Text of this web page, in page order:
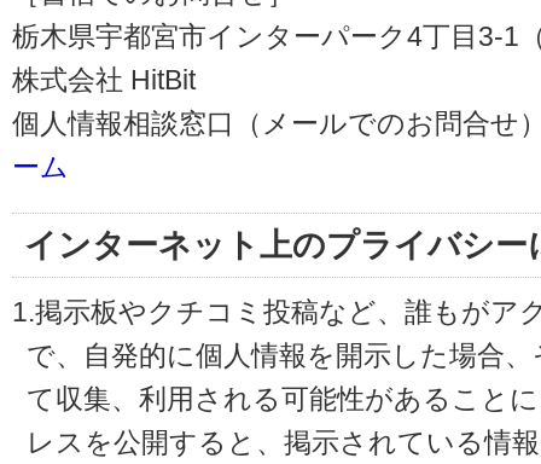
栃木県宇都宮市インターパーク4丁目3-1
株式会社 HitBit
個人情報相談窓口（メールでのお問合せ
ーム
インターネット上のプライバシー
1.掲示板やクチコミ投稿など、誰もがア
で、自発的に個人情報を開示した場合
て収集、利用される可能性があること
レスを公開すると、掲示されている情